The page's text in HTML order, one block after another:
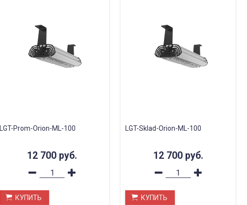
LGT-Prom-Orion-ML-100
12 700 руб.
КУПИТЬ
LGT-Sklad-Orion-ML-100
12 700 руб.
КУПИТЬ